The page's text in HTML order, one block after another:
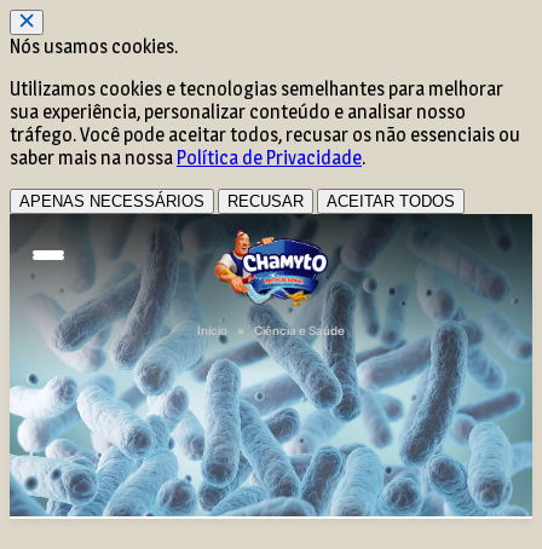
Nós usamos cookies.
Utilizamos cookies e tecnologias semelhantes para melhorar
sua experiência, personalizar conteúdo e analisar nosso
tráfego. Você pode aceitar todos, recusar os não essenciais ou
saber mais na nossa Política de Privacidade.
APENAS NECESSÁRIOS RECUSAR ACEITAR TODOS
Início » Ciência e Saúde